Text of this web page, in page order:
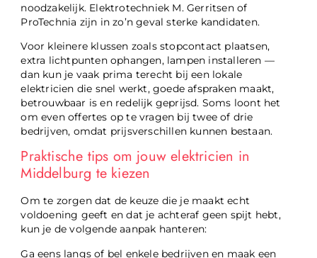
noodzakelijk. Elektrotechniek M. Gerritsen of
ProTechnia zijn in zo’n geval sterke kandidaten.
Voor kleinere klussen zoals stopcontact plaatsen,
extra lichtpunten ophangen, lampen installeren —
dan kun je vaak prima terecht bij een lokale
elektricien die snel werkt, goede afspraken maakt,
betrouwbaar is en redelijk geprijsd. Soms loont het
om even offertes op te vragen bij twee of drie
bedrijven, omdat prijsverschillen kunnen bestaan.
Praktische tips om jouw elektricien in
Middelburg te kiezen
Om te zorgen dat de keuze die je maakt echt
voldoening geeft en dat je achteraf geen spijt hebt,
kun je de volgende aanpak hanteren:
Ga eens langs of bel enkele bedrijven en maak een